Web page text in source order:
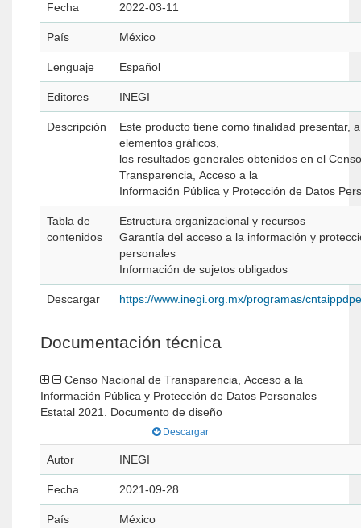
Fecha 2022-03-11
País México
Lenguaje Español
Editores INEGI
Descripción
Este producto tiene como finalidad presentar,
elementos gráficos,
los resultados generales obtenidos en el
Transparencia, Acceso a la
Información Pública y Protección de Datos
Tabla de
contenidos
Estructura organizacional y recursos
Garantía del acceso a la información y
personales
Información de sujetos obligados
Descargar https://www.inegi.org.mx/programas/
Documentación técnica
Información Pública y Protección de Datos Personales
Estatal 2021. Documento de diseño
Descargar
Autor INEGI
Fecha 2021-09-28
País México